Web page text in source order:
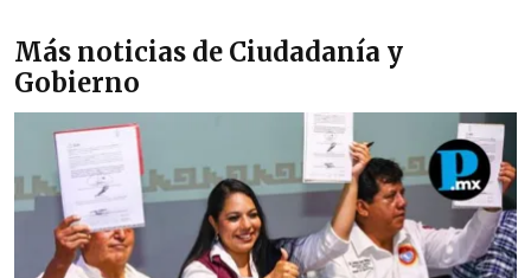
Más noticias de Ciudadanía y
Gobierno